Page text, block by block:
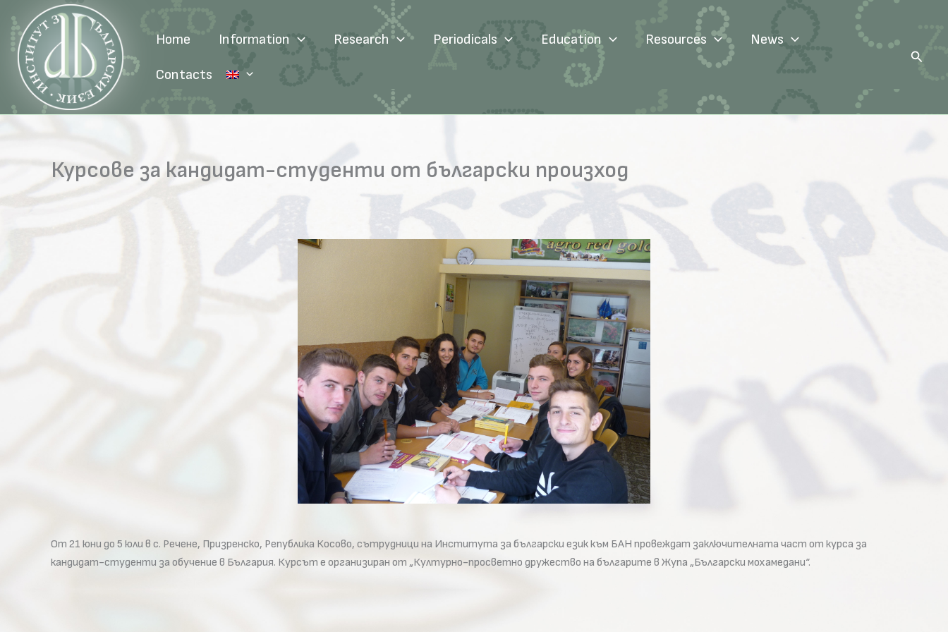
content
Home Information Research Periodicals Education Resources News
Contacts
Search
Курсове за кандидат-студенти от български произход
От 21 юни до 5 юли в с. Речене, Призренско, Република Косово, сътрудници на Института за български език към БАН провеждат заключителната част от курса за
кандидат-студенти за обучение в България. Курсът е организиран от „Културно-просветно дружество на българите в Жупа „Български мохамедани“.